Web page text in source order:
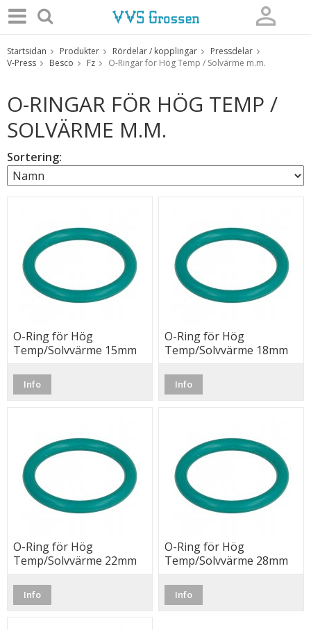
Produkten har blivit tillagd i varukorgen
Startsidan Produkter Rördelar / kopplingar
Pressdelar
V-Press
Besco Fz O-Ringar för Hög Temp / Solvärme m.m.
O-RINGAR FÖR HÖG TEMP /
SOLVÄRME M.M.
Sortering:
O-Ring för Hög
Temp/Solvvärme 15mm
Info
O-Ring för Hög
Temp/Solvvärme 18mm
Info
O-Ring för Hög
Temp/Solvvärme 22mm
Info
O-Ring för Hög
Temp/Solvvärme 28mm
Info